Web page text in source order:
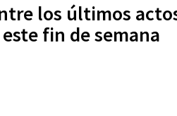
los últimos
fin de semana